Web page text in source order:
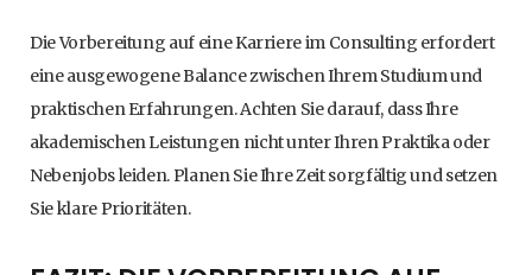
Die Vorbereitung auf eine Karriere im Consulting erfordert
eine ausgewogene Balance zwischen Ihrem Studium und
praktischen Erfahrungen. Achten Sie darauf, dass Ihre
akademischen Leistungen nicht unter Ihren Praktika oder
Nebenjobs leiden. Planen Sie Ihre Zeit sorgfältig und setzen
Sie klare Prioritäten.